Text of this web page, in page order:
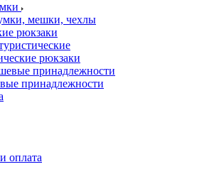
мешки, чехлы
рюкзаки
рюкзаки
принадлежности
оплата